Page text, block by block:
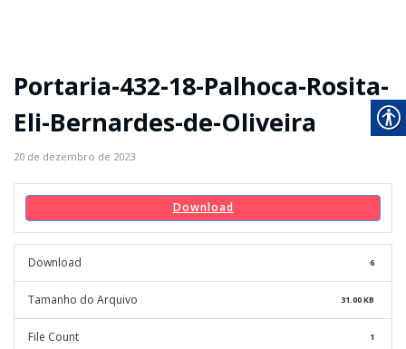
Portaria-432-18-Palhoca-Rosita-
Eli-Bernardes-de-Oliveira
20 de dezembro de 2023
Download
Download 6
Tamanho do Arquivo 31.00 KB
File Count 1